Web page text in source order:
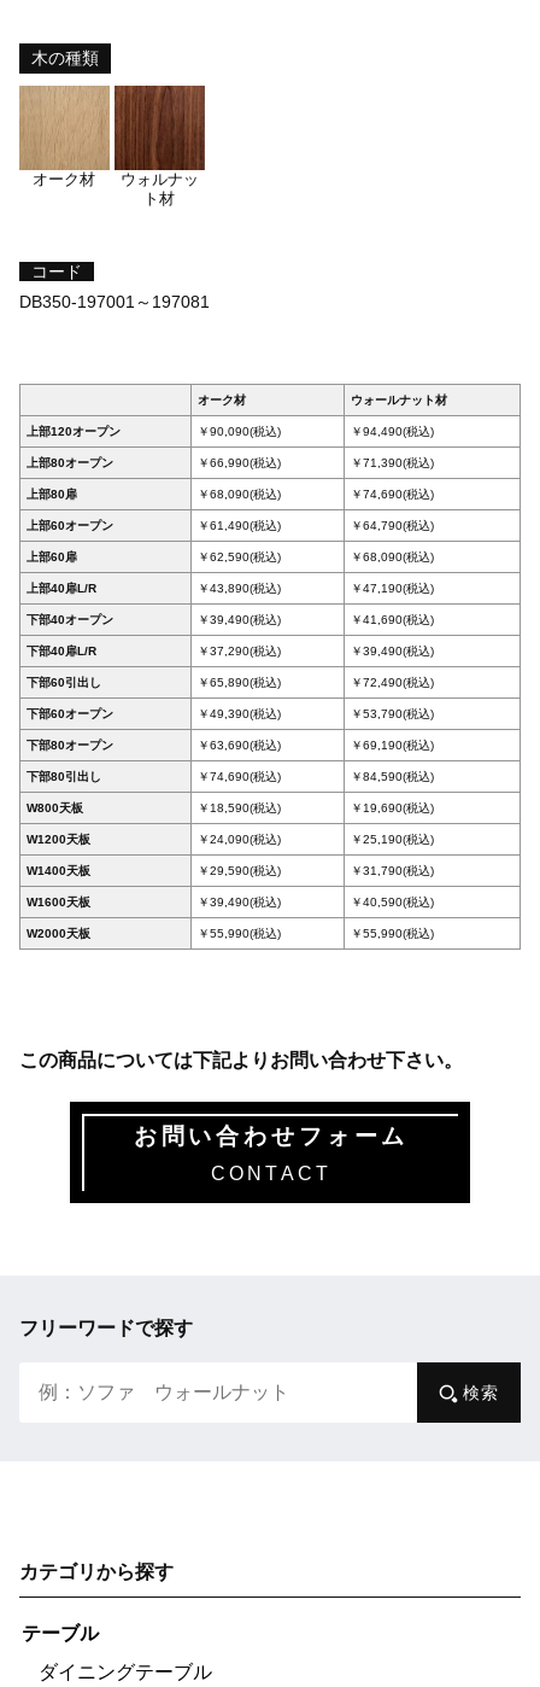
木の種類
オーク材
ウォルナッ
ト材
コード
DB350-197001～197081
オーク材 ウォールナット材
上部120オープン ￥90,090(税込) ￥94,490(税込)
上部80オープン ￥66,990(税込) ￥71,390(税込)
上部80扉 ￥68,090(税込) ￥74,690(税込)
上部60オープン ￥61,490(税込) ￥64,790(税込)
上部60扉 ￥62,590(税込) ￥68,090(税込)
上部40扉L/R ￥43,890(税込) ￥47,190(税込)
下部40オープン ￥39,490(税込) ￥41,690(税込)
下部40扉L/R ￥37,290(税込) ￥39,490(税込)
下部60引出し ￥65,890(税込) ￥72,490(税込)
下部60オープン ￥49,390(税込) ￥53,790(税込)
下部80オープン ￥63,690(税込) ￥69,190(税込)
下部80引出し ￥74,690(税込) ￥84,590(税込)
W800天板 ￥18,590(税込) ￥19,690(税込)
W1200天板 ￥24,090(税込) ￥25,190(税込)
W1400天板 ￥29,590(税込) ￥31,790(税込)
W1600天板 ￥39,490(税込) ￥40,590(税込)
W2000天板 ￥55,990(税込) ￥55,990(税込)
この商品については下記よりお問い合わせ下さい。
お問い合わせフォーム
CONTACT
フリーワードで探す
検索
カテゴリから探す
テーブル
ダイニングテーブル